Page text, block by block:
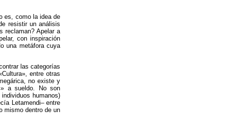
es, como la idea de
resistir un análisis
reclaman? Apelar a
con inspiración
una metáfora cuya
las categorías
entre otras
no existe y
a sueldo. No son
humanos)
Letamendi– entre
mismo dentro de un